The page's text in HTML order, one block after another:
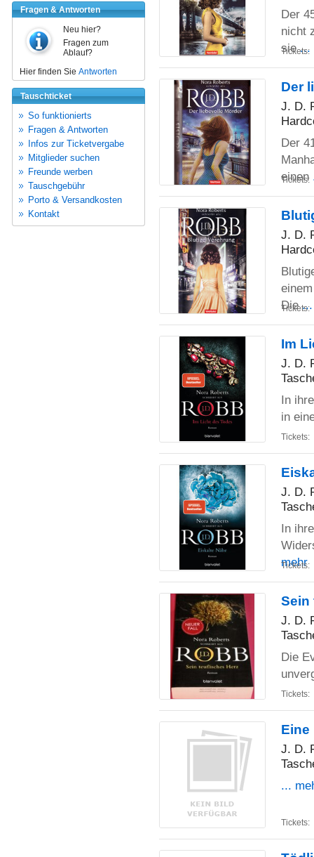
Fragen & Antworten
Neu hier?
Fragen zum
Ablauf?
Hier finden Sie Antworten
Tauschticket
So funktionierts
Fragen & Antworten
Infos zur Ticketvergabe
Mitglieder suchen
Freunde werben
Tauschgebühr
Porto & Versandkosten
Kontakt
Der
nicht
sie...
Tickets:
Der
J. D.
Der
einen
Tickets:
J. D.
Die
Tickets:
Im
J. D.
In
in
Tickets:
J. D.
In
mehr
Tickets:
Sein
J. D.
Die
Tickets:
Eine
J. D.
...
Tickets: